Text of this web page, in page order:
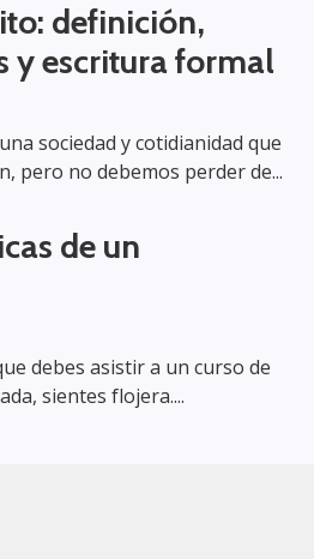
definición,
y escritura formal
sociedad y cotidianidad que
pero no debemos perder de...
de un
debes asistir a un curso de
sientes flojera....